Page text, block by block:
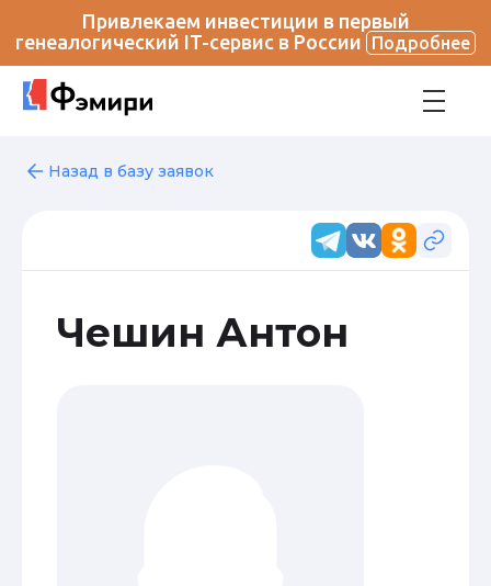
Привлекаем инвестиции в первый
генеалогический IT-сервис в России
Подробнее
Назад в базу заявок
Чешин Антон